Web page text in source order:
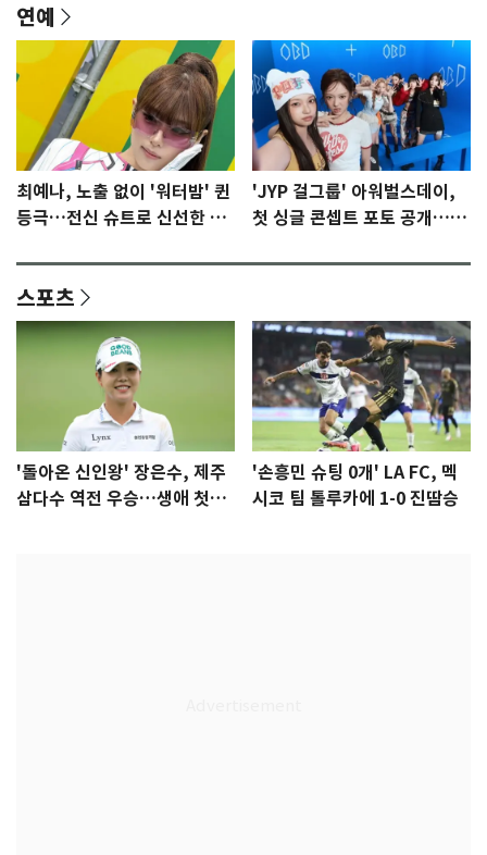
연예
최예나, 노출 없이 '워터밤' 퀸
등극…전신 슈트로 신선한 충
'JYP 걸그룹' 아워벌스데이,
첫 싱글 콘셉트 포토 공개…청
스포츠
'돌아온 신인왕' 장은수, 제주
삼다수 역전 우승…생애 첫승
'손흥민 슈팅 0개' LA FC, 멕
시코 팀 톨루카에 1-0 진땀승